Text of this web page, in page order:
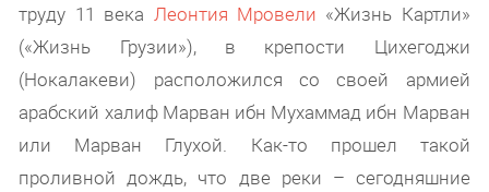
труду 11 века Леонтия Мровели «Жизнь Картли»
(«Жизнь Грузии»), в крепости Цихегоджи
(Нокалакеви) расположился со своей армией
арабский халиф Марван ибн Мухаммад ибн Марван
или Марван Глухой. Как-то прошел такой
проливной дождь, что две реки – сегодняшние